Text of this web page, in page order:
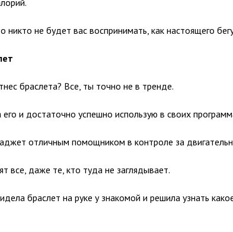
никто не будет вас воспринимать, как настоящего
браслета? Все, ты точно не в тренде.
и достаточно успешно использую в своих
отличным помощником в контроле за
все, даже те, кто туда не заглядывает.
браслет на руке у знакомой и решила узнать